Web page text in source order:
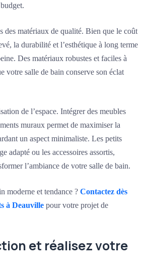
des matériaux de qualité. Bien que le coût
la durabilité et l’esthétique à long terme
Des matériaux robustes et faciles à
votre salle de bain conserve son éclat
de l’espace. Intégrer des meubles
muraux permet de maximiser la
un aspect minimaliste. Les petits
adapté ou les accessoires assortis,
l’ambiance de votre salle de bain.
moderne et tendance ? Contactez dès
à Deauvillepour votre projet de
et réalisez votre